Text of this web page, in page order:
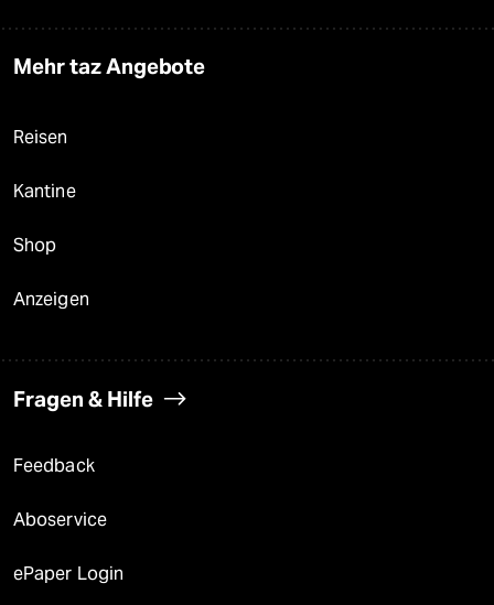
Mehr taz Angebote
Reisen
Kantine
Shop
Anzeigen
Fragen & Hilfe
Feedback
Aboservice
ePaper Login